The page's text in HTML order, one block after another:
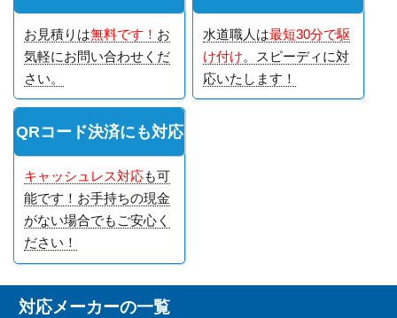
お見積りは無料です！ お
気軽にお問い合わせくだ
さい。
水道職人は最短30分で駆
け付け。スピーディに対
応いたします！
QRコード決済にも対応
キャッシュレス対応も可
能です！お手持ちの現金
がない場合でもご安心く
ださい！
対応メーカーの一覧